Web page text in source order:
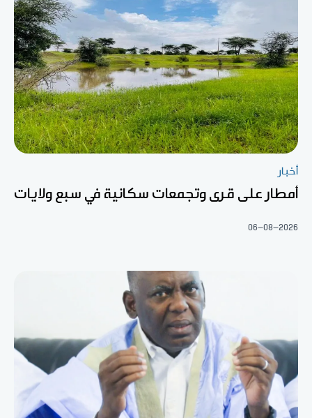
أخبار
أمطار على قرى وتجمعات سكانية في سبع ولايات
06-08-2026